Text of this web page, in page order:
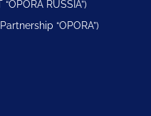
RUSSIA”)
“OPORA”)